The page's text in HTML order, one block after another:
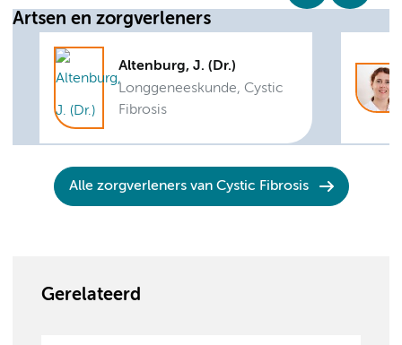
Artsen en zorgverleners
Altenburg, J. (Dr.)
Longgeneeskunde, Cystic
Fibrosis
Alle zorgverleners van Cystic Fibrosis
Gerelateerd